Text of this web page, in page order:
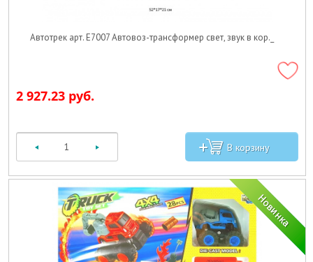
Автотрек арт. E7007 Автовоз-трансформер свет, звук в кор._
2 927.23 руб.